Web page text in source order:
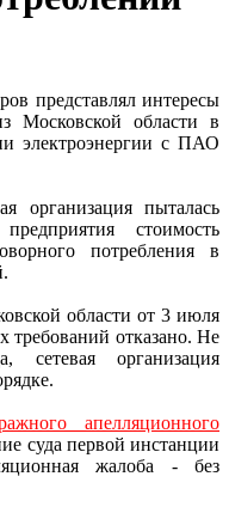
представлял интересы
Московской области в
электроэнергии с ПАО
организация пыталась
стоимость
потребления в
области от 3 июля
требований отказано. Не
сетевая организация
апелляционного
суда первой инстанции
жалоба - без